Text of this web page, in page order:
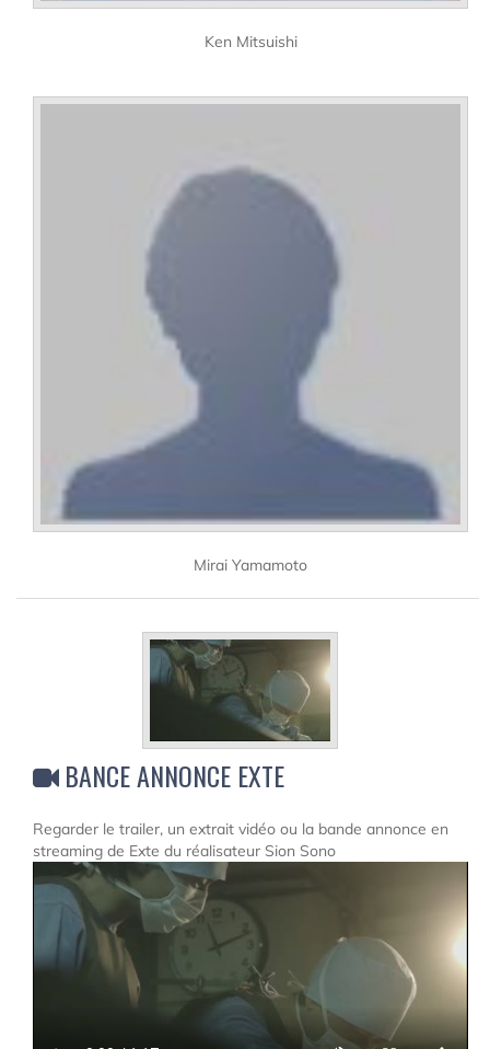
Ken Mitsuishi
Mirai Yamamoto
BANCE ANNONCE EXTE
Regarder le trailer, un extrait vidéo ou la bande annonce en
streaming de Exte du réalisateur Sion Sono